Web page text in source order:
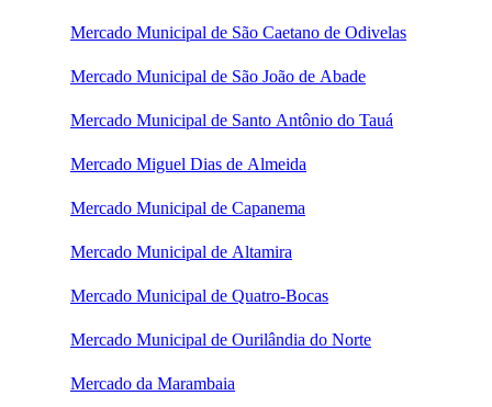
Mercado Municipal de São Caetano de Odivelas
Mercado Municipal de São João de Abade
Mercado Municipal de Santo Antônio do Tauá
Mercado Miguel Dias de Almeida
Mercado Municipal de Capanema
Mercado Municipal de Altamira
Mercado Municipal de Quatro-Bocas
Mercado Municipal de Ourilândia do Norte
Mercado da Marambaia